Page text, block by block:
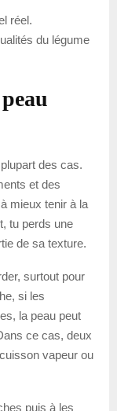
réel.
du légume
des cas.
et des
mieux tenir à la
tu perds une
de sa texture.
surtout pour
si les
la peau peut
ce cas, deux
vapeur ou
puis à les